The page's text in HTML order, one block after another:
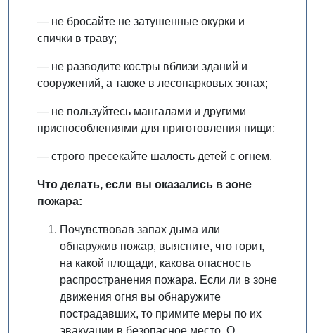
— не бросайте не затушенные окурки и
спички в траву;
— не разводите костры вблизи зданий и
сооружений, а также в лесопарковых зонах;
— не пользуйтесь мангалами и другими
приспособлениями для приготовления пищи;
— строго пресекайте шалость детей с огнем.
Что делать, если вы оказались в зоне
пожара:
Почувствовав запах дыма или
обнаружив пожар, выясните, что горит,
на какой площади, какова опасность
распространения пожара. Если ли в зоне
движения огня вы обнаружите
пострадавших, то примите меры по их
эвакуации в безопасное место. О